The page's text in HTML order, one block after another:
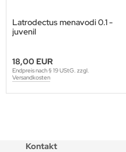
Latrodectus menavodi 0.1 -
juvenil
18,00 EUR
Endpreis nach § 19 UStG. zzgl.
Versandkosten
Kontakt